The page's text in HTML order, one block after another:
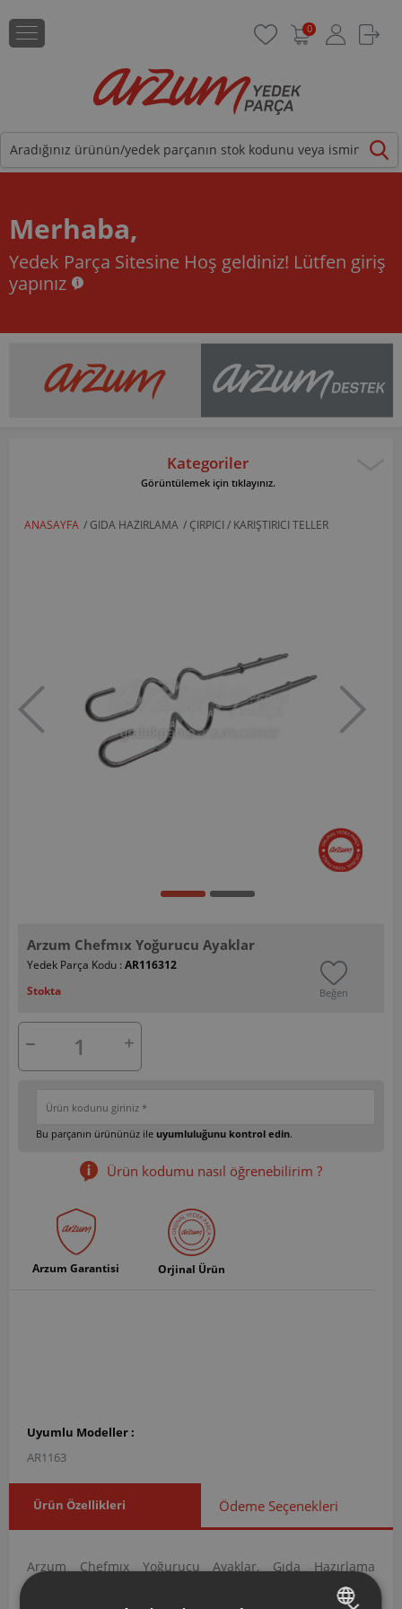
0
Merhaba,
Yedek Parça Sitesine Hoş geldiniz! Lütfen giriş
yapınız
Kategoriler
Görüntülemek için tıklayınız.
ANASAYFA / GIDA HAZIRLAMA / ÇIRPICI / KARIŞTIRICI TELLER
Arzum Chefmıx Yoğurucu Ayaklar
Yedek Parça Kodu : AR116312
Stokta
Beğen
Bu parçanın ürününüz ile uyumluluğunu kontrol edin.
Ürün kodumu nasıl öğrenebilirim ?
Arzum Garantisi Orjinal Ürün
Uyumlu Modeller :
AR1163
Ürün Özellikleri Ödeme Seçenekleri
Arzum Chefmıx Yoğurucu Ayaklar, Gıda Hazırlama
kategorisi altında yer alan Çırpıcı / Karıştırıcı Teller